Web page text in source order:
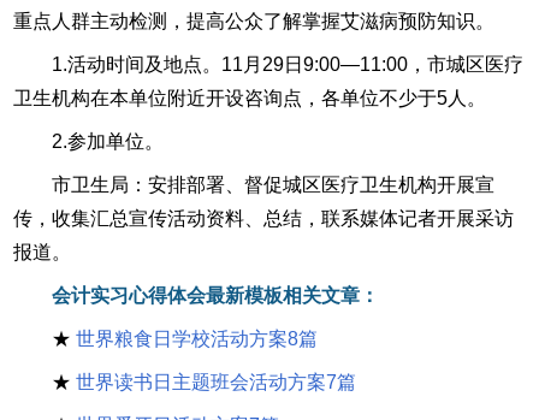
重点人群主动检测，提高公众了解掌握艾滋病预防知识。
1.活动时间及地点。11月29日9:00—11:00，市城区医疗
卫生机构在本单位附近开设咨询点，各单位不少于5人。
2.参加单位。
市卫生局：安排部署、督促城区医疗卫生机构开展宣
传，收集汇总宣传活动资料、总结，联系媒体记者开展采访
报道。
会计实习心得体会最新模板相关文章：
★世界粮食日学校活动方案8篇
★世界读书日主题班会活动方案7篇